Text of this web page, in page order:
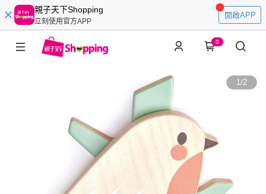
親子天下Shopping
立刻使用官方APP
開啟APP
0
1/2